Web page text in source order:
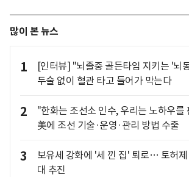
많이 본 뉴스
1
[인터뷰] "뇌졸중 골든타임 지키는 '뇌
두술 없이 혈관 타고 들어가 막는다
2
"한화는 조선소 인수, 우리는 노하우
美에 조선 기술·운영·관리 방법 수출
3
보유세 강화에 '세 낀 집' 퇴로… 토허
대 추진